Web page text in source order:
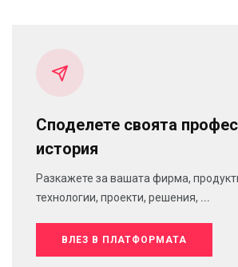
Споделете своята
история
Разкажете за вашата фирма,
технологии, проекти, решения, ...
ВЛЕЗ В ПЛАТФОРМАТА